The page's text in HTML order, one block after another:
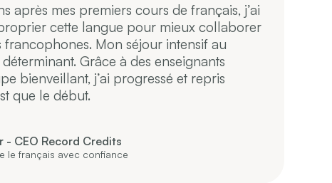
après mes premiers cours de français, j’ai
cette langue pour mieux collaborer
francophones. Mon séjour intensif au
Grâce à des enseignants
bienveillant, j’ai progressé et repris
que le début.
- CEO Record Credits
le français avec confiance